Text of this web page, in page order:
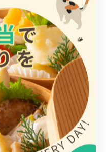
Recent Posts
2026/08/03
最高気温更新